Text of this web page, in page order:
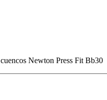
Newton Press Fit Bb30